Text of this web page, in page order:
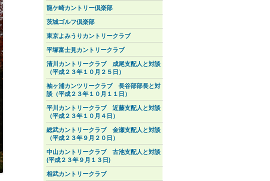
龍ケ崎カントリー倶楽部
茨城ゴルフ倶楽部
東京よみうりカントリークラブ
平塚富士見カントリークラブ
清川カントリークラブ 成尾支配人と対談
（平成２３年１０月２５日）
袖ヶ浦カンツリークラブ 長谷部部長と対
談（平成２３年１０月１１日）
平川カントリークラブ 近藤支配人と対談
（平成２３年１０月４日）
総武カントリークラブ 金瀬支配人と対談
（平成２３年９月２０日）
中山カントリークラブ 古池支配人と対談
(平成２３年９月１３日)
相武カントリークラブ